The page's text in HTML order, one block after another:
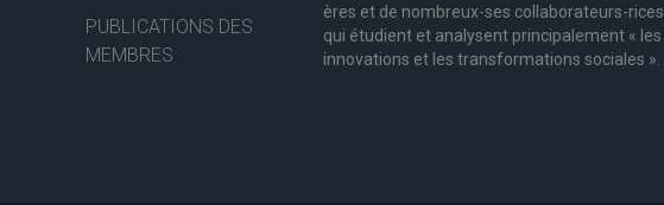
PUBLICATIONS DES
MEMBRES
ères et de nombreux-ses collaborateurs-rices
qui étudient et analysent principalement « les
innovations et les transformations sociales ».